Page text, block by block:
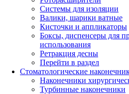
Системы для изоляции
Валики, шарики ватные
Кисточки и аппликаторы
Боксы, диспенсеры для
использования
Ретракция десны
Перейти в раздел
Стоматологические
Наконечники
Турбинные наконечники